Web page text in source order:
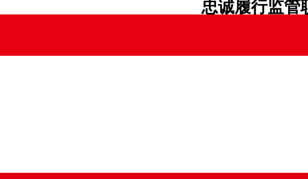
忠诚履行监管